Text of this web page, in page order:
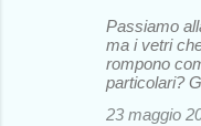
Passiamo
ma i vetri
rompono
particolari?
23 maggio